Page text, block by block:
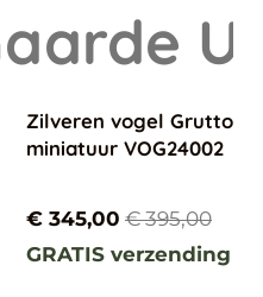
Zilveren vogel Grutto
miniatuur VOG24002
€ 345,00 € 395,00
GRATIS verzending